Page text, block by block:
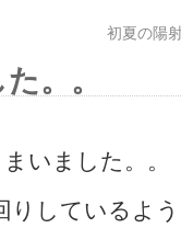
初夏の
た。。
いました。。
りしているよ